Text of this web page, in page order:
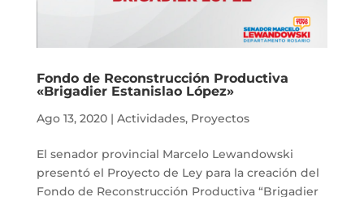
Fondo de Reconstrucción Productiva
«Brigadier Estanislao López»
Ago 13, 2020| Actividades, Proyectos
El senador provincial Marcelo Lewandowski
presentó el Proyecto de Ley para la creación del
Fondo de Reconstrucción Productiva “Brigadier